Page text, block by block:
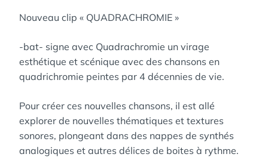
Nouveau clip « QUADRACHROMIE »
-bat- signe avec Quadrachromie un virage
esthétique et scénique avec des chansons en
quadrichromie peintes par 4 décennies de vie.
Pour créer ces nouvelles chansons, il est allé
explorer de nouvelles thématiques et textures
sonores, plongeant dans des nappes de synthés
analogiques et autres délices de boites à rythme.